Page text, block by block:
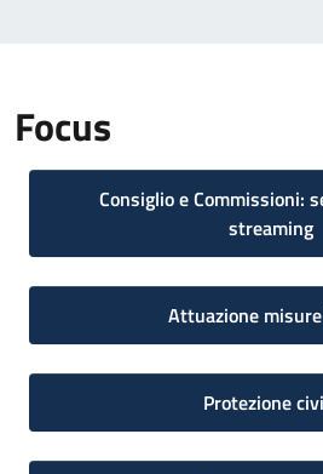
Focus
Consiglio e Commissioni:
streaming
Attuazione misure
Protezione